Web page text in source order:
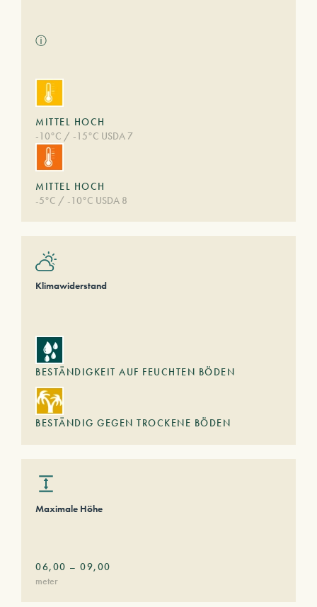
ⓘ
MITTEL HOCH
-10°C / -15°C USDA 7
MITTEL HOCH
-5°C / -10°C USDA 8
Klimawiderstand
BESTÄNDIGKEIT AUF FEUCHTEN BÖDEN
BESTÄNDIG GEGEN TROCKENE BÖDEN
Maximale Höhe
06,00 – 09,00
meter